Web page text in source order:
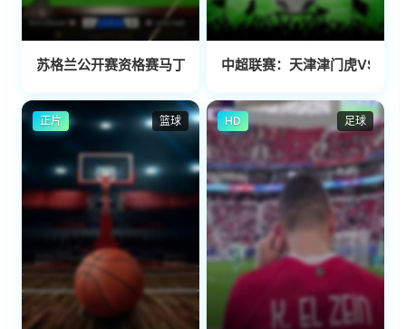
苏格兰公开赛资格赛马丁·奥唐奈2-4阿什利·赫吉尔20251015
中超联赛：天津津门虎VS云
篮球
正片 足球
HD